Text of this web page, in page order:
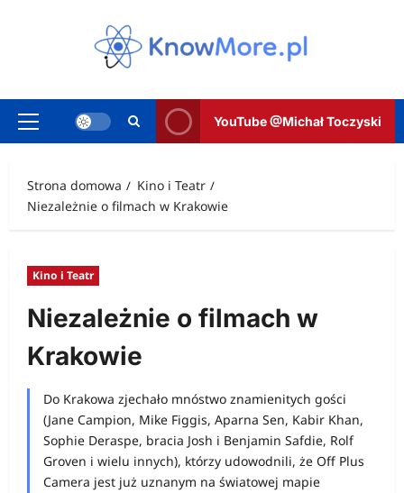
Menu
YouTube @Michał Toczyski
Strona domowa
Kino i Teatr
Niezależnie o filmach w Krakowie
Kino i Teatr
Niezależnie o filmach w
Krakowie
Do Krakowa zjechało mnóstwo znamienitych gości
(Jane Campion, Mike Figgis, Aparna Sen, Kabir Khan,
Sophie Deraspe, bracia Josh i Benjamin Safdie, Rolf
Groven i wielu innych), którzy udowodnili, że Off Plus
Camera jest już uznanym na światowej mapie